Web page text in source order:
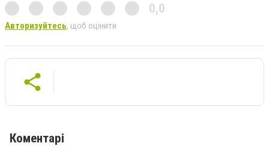
0,0
Авторизуйтесь, щоб оцінити
Коментарі